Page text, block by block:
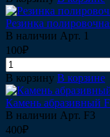
Резинка
В наличии Арт. 1
100₽
В корзину В корзине
Камень абразивный
В наличии Арт. F3
400₽